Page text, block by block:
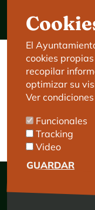
El
cookies
recopilar
optimizar su
Ver
Funcionales
Tracking
Video
GUARDAR
E-mail:
CONTACTO
Basauri le atiende
Cita previa